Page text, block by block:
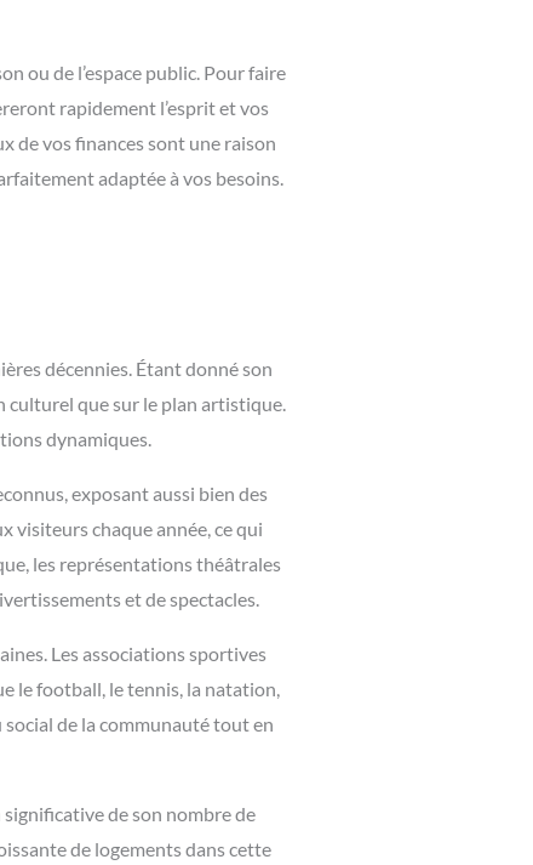
ou de l’espace public. Pour faire
rapidement l’esprit et vos
de vos finances sont une raison
adaptée à vos besoins.
décennies. Étant donné son
culturel que sur le plan artistique.
dynamiques.
exposant aussi bien des
visiteurs chaque année, ce qui
les représentations théâtrales
et de spectacles.
Les associations sportives
le football, le tennis, la natation,
de la communauté tout en
de son nombre de
de logements dans cette